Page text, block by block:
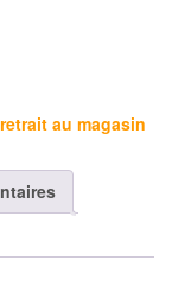
au magasin